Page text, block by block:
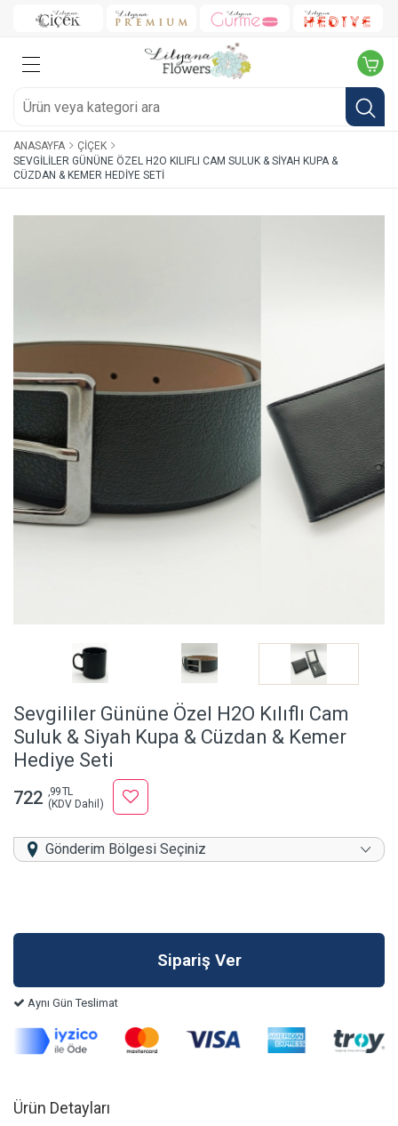
ANASAYFA
ÇIÇEK
SEVGILILER GÜNÜNE ÖZEL H2O KILIFLI CAM SULUK & SIYAH KUPA &
CÜZDAN & KEMER HEDIYE SETI
Sevgililer Gününe Özel H2O Kılıflı Cam
Suluk & Siyah Kupa & Cüzdan & Kemer
Hediye Seti
722 ,99 TL
(KDV Dahil)
Gönderim Bölgesi Seçiniz
Aynı Gün Teslimat
Ürün Detayları